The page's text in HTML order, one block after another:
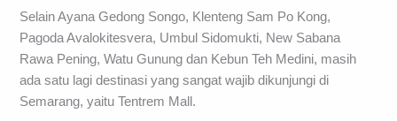
Selain Ayana Gedong Songo, Klenteng Sam Po Kong,
Pagoda Avalokitesvera, Umbul Sidomukti, New Sabana
Rawa Pening, Watu Gunung dan Kebun Teh Medini, masih
ada satu lagi destinasi yang sangat wajib dikunjungi di
Semarang, yaitu Tentrem Mall.